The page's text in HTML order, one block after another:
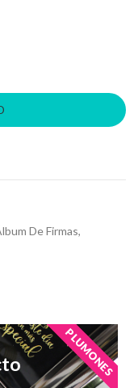
De Firmas
PLUMONES